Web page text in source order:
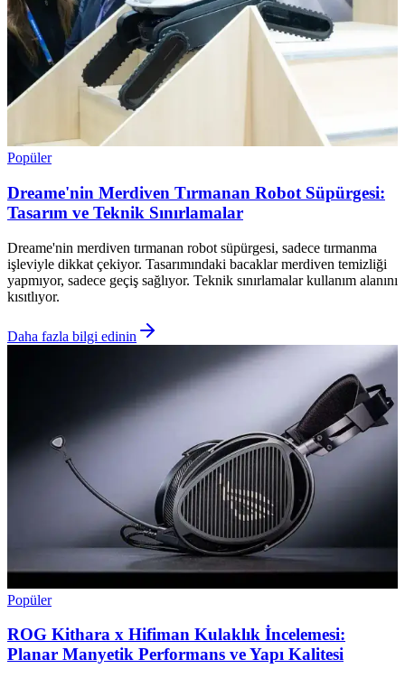
Popüler
Dreame'nin Merdiven Tırmanan Robot Süpürgesi:
Tasarım ve Teknik Sınırlamalar
Dreame'nin merdiven tırmanan robot süpürgesi, sadece tırmanma
işleviyle dikkat çekiyor. Tasarımındaki bacaklar merdiven temizliği
yapmıyor, sadece geçiş sağlıyor. Teknik sınırlamalar kullanım alanını
kısıtlıyor.
Daha fazla bilgi edinin
Popüler
ROG Kithara x Hifiman Kulaklık İncelemesi:
Planar Manyetik Performans ve Yapı Kalitesi